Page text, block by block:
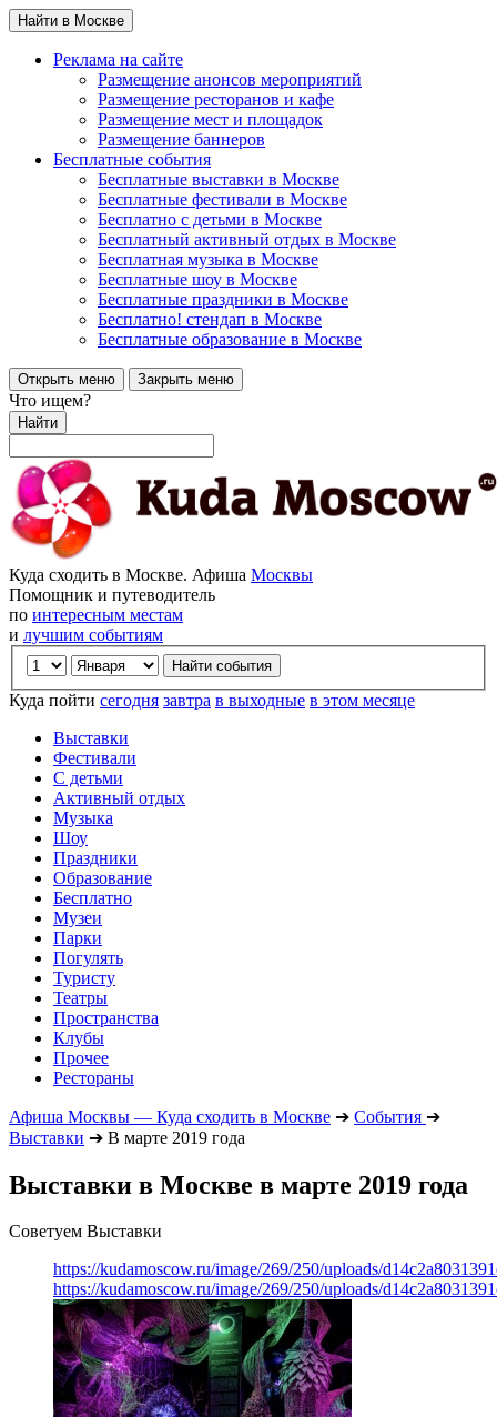
Найти в Москве
Реклама на сайте
Размещение анонсов мероприятий
Размещение ресторанов и кафе
Размещение мест и площадок
Размещение баннеров
Бесплатные события
Бесплатные выставки в Москве
Бесплатные фестивали в Москве
Бесплатно с детьми в Москве
Бесплатный активный отдых в Москве
Бесплатная музыка в Москве
Бесплатные шоу в Москве
Бесплатные праздники в Москве
Бесплатно! стендап в Москве
Бесплатные образование в Москве
Открыть меню Закрыть меню
Что ищем?
Найти
Куда сходить в Москве. Афиша Москвы
Помощник и путеводитель
по интересным местам
и лучшим событиям
Куда пойти сегодня завтра в выходные в этом месяце
Выставки
Фестивали
С детьми
Активный отдых
Музыка
Шоу
Праздники
Образование
Бесплатно
Музеи
Парки
Погулять
Туристу
Театры
Пространства
Клубы
Прочее
Рестораны
Афиша Москвы — Куда сходить в Москве ➔ События ➔
Выставки ➔ В марте 2019 года
Выставки в Москве в марте 2019 года
Советуем Выставки
https://kudamoscow.ru/image/269/250/uploads/
https://kudamoscow.ru/image/269/250/uploads/